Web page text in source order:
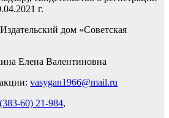
г.
дом «Советская
Елена Валентиновна
vasygan1966@mail.ru
60) 21-984,